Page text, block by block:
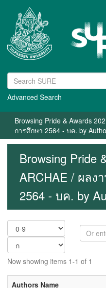
Advanced Search
Browsing Pride & Awards
การศึกษา 2564 - บค. by
Browsing Pride
ARCHAE / ผลง
2564 - บค. by
Now showing items 1-1 of 1
Authors Name